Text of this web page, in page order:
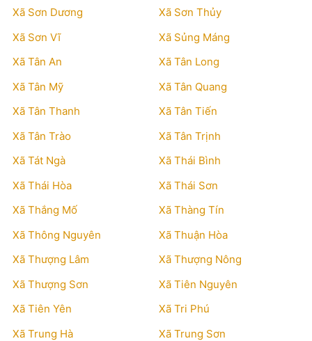
Xã Sơn Dương
Xã Sơn Thủy
Xã Sơn Vĩ
Xã Sủng Máng
Xã Tân An
Xã Tân Long
Xã Tân Mỹ
Xã Tân Quang
Xã Tân Thanh
Xã Tân Tiến
Xã Tân Trào
Xã Tân Trịnh
Xã Tát Ngà
Xã Thái Bình
Xã Thái Hòa
Xã Thái Sơn
Xã Thắng Mố
Xã Thàng Tín
Xã Thông Nguyên
Xã Thuận Hòa
Xã Thượng Lâm
Xã Thượng Nông
Xã Thượng Sơn
Xã Tiên Nguyên
Xã Tiên Yên
Xã Tri Phú
Xã Trung Hà
Xã Trung Sơn